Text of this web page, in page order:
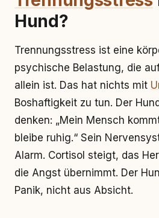
Hund?
Trennungsstress ist eine
psychische Belastung, die
allein ist. Das hat nichts mit
Boshaftigkeit zu tun. Der
denken: „Mein Mensch
bleibe ruhig.“ Sein
Alarm. Cortisol steigt, das
die Angst übernimmt. Der
Panik, nicht aus Absicht.